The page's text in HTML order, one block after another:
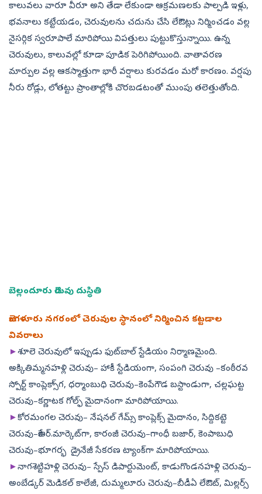
కాలువలు వారూ వీరూ అని తేడా లేకుండా ఆక్రమణలకు పాల్పడి ఇళ్లు,
భవనాలు కట్టేయడం, చెరువులను చదును చేసి లేఔట్లు నిర్మించడం వల్ల
నైసర్గిక స్వరూపాలే మారిపోయి విపత్తులు పుట్టుకొస్తున్నాయి. ఉన్న
చెరువులు, కాలువల్లో కూడా పూడిక పెరిగిపోయింది. వాతావరణ
మార్పుల వల్ల ఆకస్మాత్తుగా భారీ వర్షాలు కురవడం మరో కారణం. వర్షపు
నీరు రోడ్లు, లోతట్టు ప్రాంతాల్లోకి చొరబడటంతో ముంపు తలెత్తుతోంది.
బెల్లందూరు చెరువు దుస్థితి
బెంగళూరు నగరంలో చెరువుల స్థానంలో నిర్మించిన కట్టడాల
వివరాలు
►శూలె చెరువులో ఇప్పుడు ఫుట్‌బాల్‌ స్టేడియం నిర్మాణమైంది.
అక్కితిమ్మనహళ్లి చెరువు– హాకీ స్టేడియంగా, సంపంగి చెరువు –కంఠీరవ
స్పోర్ట్‌ కాంప్లెక్సా్గ, ధర్మాంబుధి చెరువు–కెంపేగౌడ బస్టాండుగా, చల్లఘట్ట
చెరువు–కర్ణాటక గోల్ఫ్‌ మైదానంగా మారిపోయాయి.
►కోరమంగల చెరువు– నేషనల్‌ గేమ్స్‌ కాంప్లెక్స్‌ మైదానం, సిద్దికట్టె
చెరువు–కేఆర్‌.మార్కెట్‌గా, కారంజీ చెరువు–గాంధీ బజార్, కెంపాబుధి
చెరువు–భూగర్భ డ్రైనేజీ సేకరణ ట్యాంక్‌గా మారిపోయాయి.
►నాగశెట్టిహళ్లి చెరువు– స్పేస్‌ డిపార్టుమెంట్, కాడుగొండనహళ్లి చెరువు–
అంబేడ్కర్‌ మెడికల్‌ కాలేజీ, దుమ్మలూరు చెరువు–బీడీఏ లేఔట్, మిల్లర్స్‌